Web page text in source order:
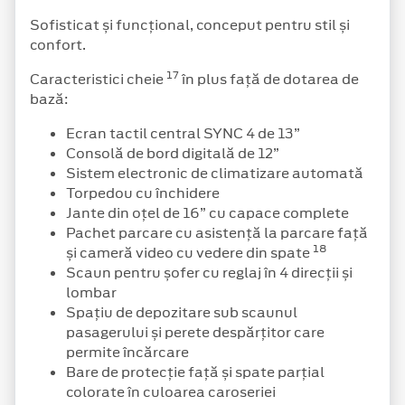
Sofisticat și funcțional, conceput pentru stil și
confort.
Caracteristici cheie 17în plus față de dotarea de
bază:
Ecran tactil central SYNC 4 de 13”
Consolă de bord digitală de 12”
Sistem electronic de climatizare automată
Torpedou cu închidere
Jante din oțel de 16” cu capace complete
Pachet parcare cu asistență la parcare față
și cameră video cu vedere din spate 18
Scaun pentru șofer cu reglaj în 4 direcții și
lombar
Spațiu de depozitare sub scaunul
pasagerului și perete despărțitor care
permite încărcare
Bare de protecție față și spate parțial
colorate în culoarea caroseriei